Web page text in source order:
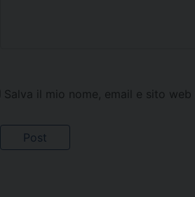
Salva il mio nome, email e sito